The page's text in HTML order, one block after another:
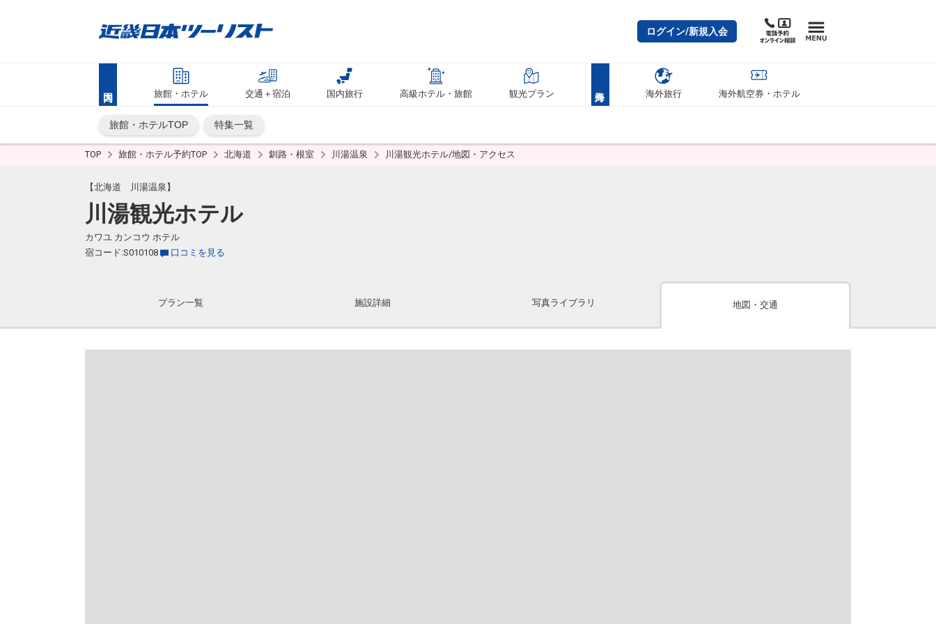
ログイン/新規入会
旅館・ホテル 交通＋宿泊 国内旅行 高級ホテル・旅館 観光プラン 海外旅行 海外航空券・ホテル
旅館・ホテルTOP 特集一覧
TOP 旅館・ホテル予約TOP 北海道 釧路・根室 川湯温泉 川湯観光ホテル/地図・アクセス
【北海道 川湯温泉】
川湯観光ホテル
カワユ カンコウ ホテル
宿コード:S010108
口コミを見る
プラン一覧 施設詳細 写真ライブラリ 地図・交通